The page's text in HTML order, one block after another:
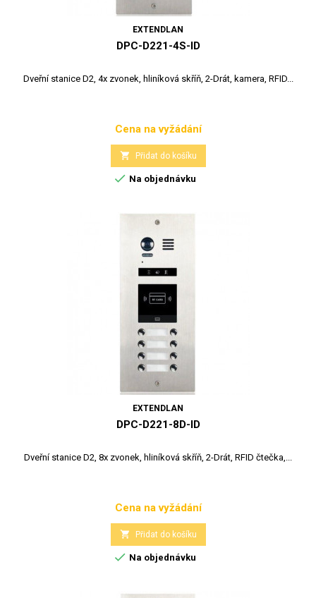
EXTENDLAN
DPC-D221-4S-ID
Dveřní stanice D2, 4x zvonek, hliníková skříň, 2-Drát, kamera, RFID...
Cena
Cena na vyžádání
 Přidat do košíku
 Na objednávku
EXTENDLAN
DPC-D221-8D-ID
Dveřní stanice D2, 8x zvonek, hliníková skříň, 2-Drát, RFID čtečka,...
Cena
Cena na vyžádání
 Přidat do košíku
 Na objednávku